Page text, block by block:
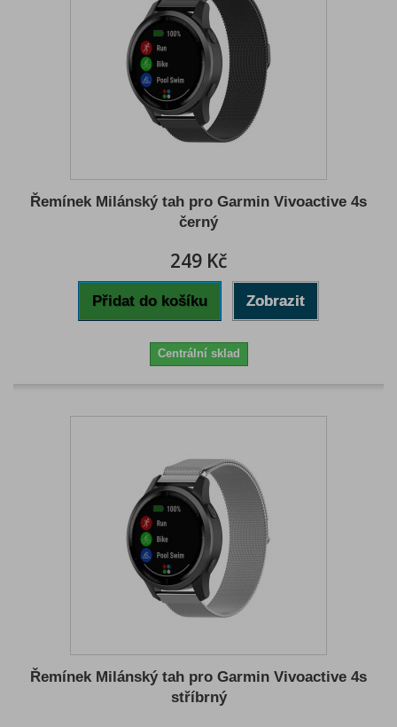
Řemínek Milánský tah pro Garmin Vivoactive 4s
černý
249 Kč
Přidat do košíku Zobrazit
Centrální sklad
Řemínek Milánský tah pro Garmin Vivoactive 4s
stříbrný